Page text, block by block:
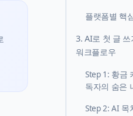
플랫폼별 핵
3. AI로 첫 글 쓰
워크플로우
Step 1: 황금
독자의 숨은
Step 2: AI 목